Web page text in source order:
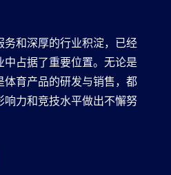
务和深厚的行业积淀，已经
占据了重要位置。无论是
育产品的研发与销售，都
力和竞技水平做出不懈努